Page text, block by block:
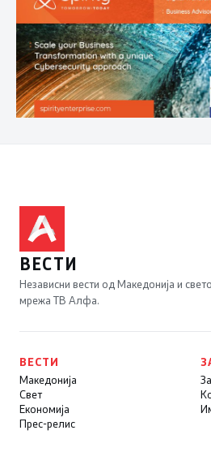
ВЕСТИ
Независни вести од Македонија и
мрежа ТВ Алфа.
ВЕСТИ
Македонија
Свет
Економија
Прес-релис